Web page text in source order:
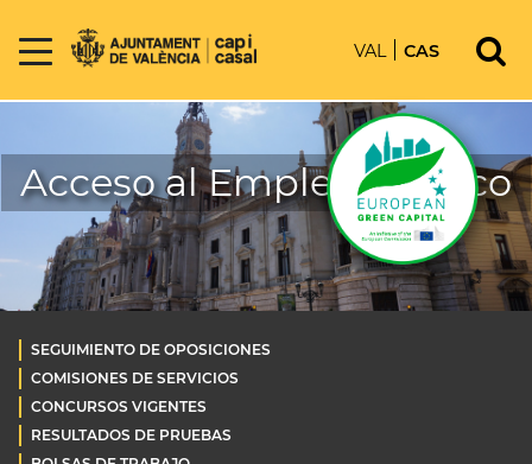
VAL CAS
Acceso al Empleo Público
SEGUIMIENTO DE OPOSICIONES
COMISIONES DE SERVICIOS
CONCURSOS VIGENTES
RESULTADOS DE PRUEBAS